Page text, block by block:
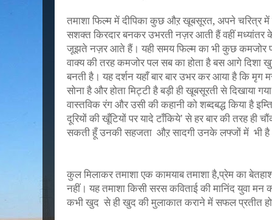
तमाशा फिल्म में दीपिका कुछ औऱ खूबसूरत, अपने चरित्र
सशक्त किरदार बनकर उभरती नज़र आती हैं वहीं मध्यांतर
जूझते नज़र आते हैं। यही समय फिल्म का भी कुछ कमजोर
वाक्य की तरह कमजोर पल सब का होता है बस आगे दिशा
बनती है। यह दर्शन यहाँ बार बार उभर कर आया है कि मृग
सोना है और होता मिट्टी है बड़ी ही खूबसूरती से दिखाया
वास्तविक रंग और उसी की कहानी को शब्दबद्ध किया है
दूरियों की खूँटियों पर यादे टाँकिये’ से हर बार की तरह ही
सकती हूँ उनकी सहजता औऱ सादगी उनके लफ्जों में भी
कुल मिलाकर तमाशा एक कामयाब तमाशा है,प्रेम का
नहीं। यह तमाशा किसी सरस कविताई की मानिंद युवा
कभी खुद से ही खुद की मुलाकात कराने में सफल प्रतीत